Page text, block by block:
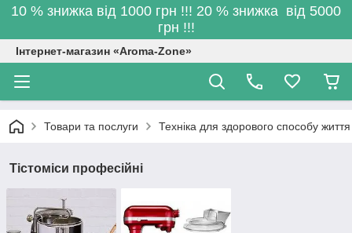
10 % знижка від 1000 грн !!! 20 % знижка від 5000
грн !!!
Інтернет-магазин «Aroma-Zone»
Товари та послуги Техніка для здорового способу життя
Тістоміси професійні